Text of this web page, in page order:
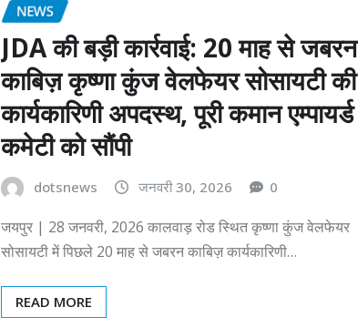
NEWS
JDA की बड़ी कार्रवाई: 20 माह से जबरन
काबिज़ कृष्णा कुंज वेलफेयर सोसायटी की
कार्यकारिणी अपदस्थ, पूरी कमान एम्पायर्ड
कमेटी को सौंपी
dotsnews जनवरी 30, 2026 0
जयपुर | 28 जनवरी, 2026 कालवाड़ रोड स्थित कृष्णा कुंज वेलफेयर
सोसायटी में पिछले 20 माह से जबरन काबिज़ कार्यकारिणी…
READ MORE